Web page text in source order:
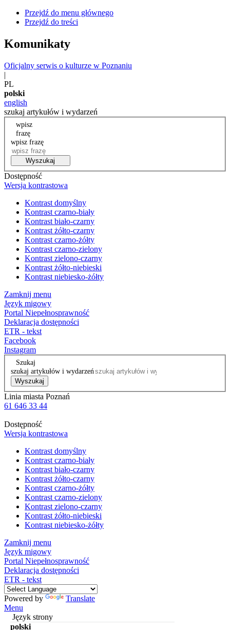
Przejdź do menu głównego
Przejdź do treści
Komunikaty
Oficjalny serwis o kulturze w Poznaniu
|
PL
polski
english
szukaj artykułów i wydarzeń
wpisz
frazę
wpisz frazę
Wyszukaj
Dostępność
Wersja kontrastowa
Kontrast domyślny
Kontrast czarno-biały
Kontrast biało-czarny
Kontrast żółto-czarny
Kontrast czarno-żółty
Kontrast czarno-zielony
Kontrast zielono-czarny
Kontrast żółto-niebieski
Kontrast niebiesko-żółty
Zamknij menu
Język migowy
Portal Niepełnosprawność
Deklaracja dostępności
ETR - tekst
Facebook
Instagram
Szukaj
szukaj artykułów i wydarzeń
Wyszukaj
Linia miasta Poznań
61 646 33 44
Dostępność
Wersja kontrastowa
Kontrast domyślny
Kontrast czarno-biały
Kontrast biało-czarny
Kontrast żółto-czarny
Kontrast czarno-żółty
Kontrast czarno-zielony
Kontrast zielono-czarny
Kontrast żółto-niebieski
Kontrast niebiesko-żółty
Zamknij menu
Język migowy
Portal Niepełnosprawność
Deklaracja dostępności
ETR - tekst
Powered by
Translate
Menu
Język strony
polski